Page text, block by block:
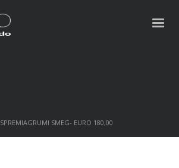
SPREMIAGRUMI SMEG- EURO 180,00